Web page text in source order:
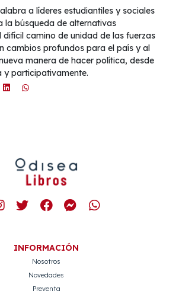
a líderes estudiantiles y sociales
la búsqueda de alternativas
camino de unidad de las fuerzas
cambios profundos para el país y al
manera de hacer política, desde
participativamente.
INFORMACIÓN
Nosotros
Novedades
Preventa